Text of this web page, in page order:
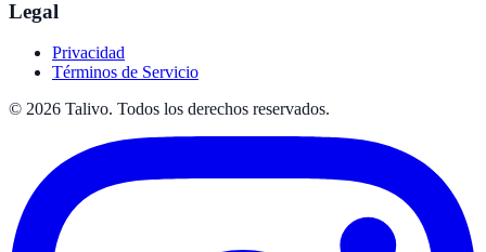
Legal
Privacidad
Términos de Servicio
© 2026 Talivo. Todos los derechos reservados.